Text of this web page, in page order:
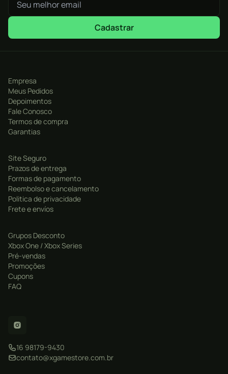
Cadastrar
Empresa
Meus Pedidos
Depoimentos
Fale Conosco
Termos de compra
Garantias
Site Seguro
Prazos de entrega
Formas de pagamento
Reembolso e cancelamento
Politica de privacidade
Frete e envíos
Grupos Desconto
Xbox One / Xbox Series
Pré-vendas
Promoções
Cupons
FAQ
16 98179-9430
contato@xgamestore.com.br